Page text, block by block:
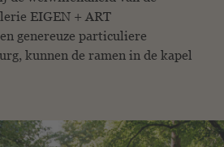
EIGEN + ART
genereuze particuliere
kunnen de ramen in de kapel